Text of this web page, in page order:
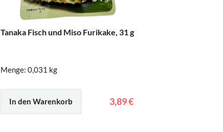
Tanaka Fisch und Miso Furikake, 31 g
Menge: 0,031 kg
In den Warenkorb 3,89 €